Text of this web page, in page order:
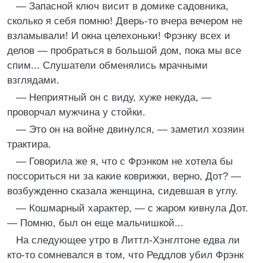
— Запасной ключ висит в домике садовника,
сколько я себя помню! Дверь-то вчера вечером не
взламывали! И окна целехоньки! Фрэнку всех и
делов — пробраться в большой дом, пока мы все
спим... Слушатели обменялись мрачными
взглядами.
— Неприятный он с виду, хуже некуда, —
проворчал мужчина у стойки.
— Это он на войне двинулся, — заметил хозяин
трактира.
— Говорила же я, что с Фрэнком не хотела бы
поссориться ни за какие коврижки, верно, Дот? —
возбужденно сказала женщина, сидевшая в углу.
— Кошмарный характер, — с жаром кивнула Дот.
— Помню, был он еще мальчишкой...
На следующее утро в Литтл-Хэнглтоне едва ли
кто-то сомневался в том, что Реддлов убил Фрэнк